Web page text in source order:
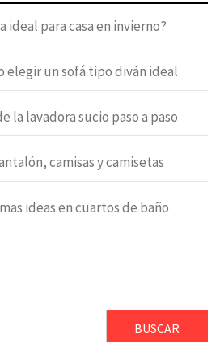
ideal para casa en invierno?
elegir un sofá tipo diván ideal
la lavadora sucio paso a paso
camisas y camisetas
ideas en cuartos de baño